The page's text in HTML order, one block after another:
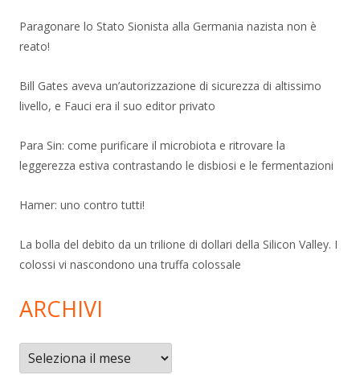
Paragonare lo Stato Sionista alla Germania nazista non è
reato!
Bill Gates aveva un’autorizzazione di sicurezza di altissimo
livello, e Fauci era il suo editor privato
Para Sin: come purificare il microbiota e ritrovare la
leggerezza estiva contrastando le disbiosi e le fermentazioni
Hamer: uno contro tutti!
La bolla del debito da un trilione di dollari della Silicon Valley. I
colossi vi nascondono una truffa colossale
ARCHIVI
Archivi